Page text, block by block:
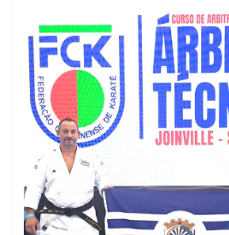
https://www.youtube.com/